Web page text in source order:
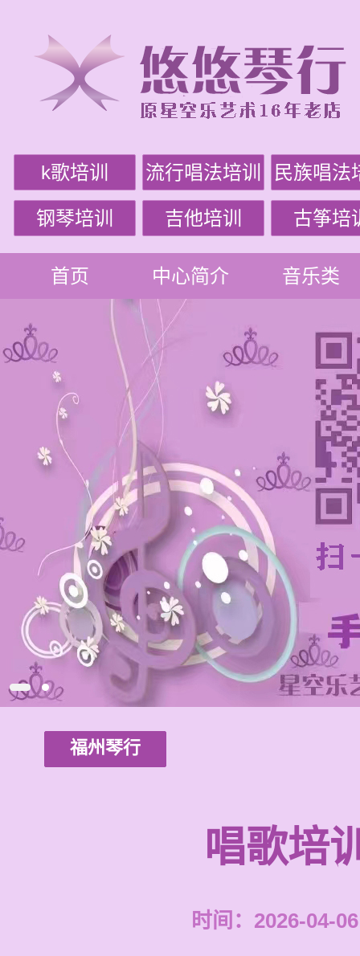
k歌培训 流行唱法培训 民族唱法
钢琴培训 吉他培训 古筝培
首页 中心简介 音乐类
福州琴行
唱歌培
时间：2026-04-